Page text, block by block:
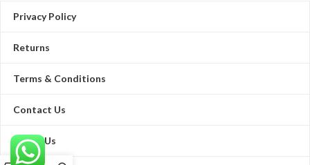
Privacy Policy
Returns
Terms & Conditions
Contact Us
About Us